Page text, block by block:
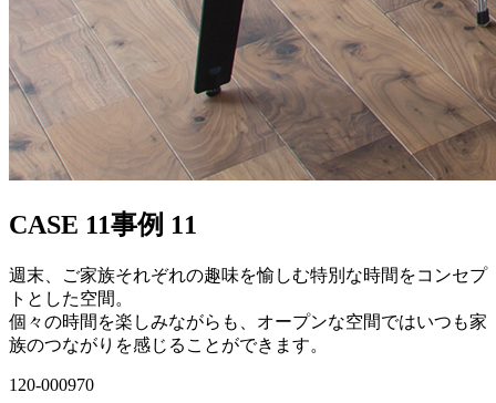
CASE 11事例 11
週末、ご家族それぞれの趣味を愉しむ特別な時間をコンセプ
トとした空間。
個々の時間を楽しみながらも、オープンな空間ではいつも家
族のつながりを感じることができます。
120-000970